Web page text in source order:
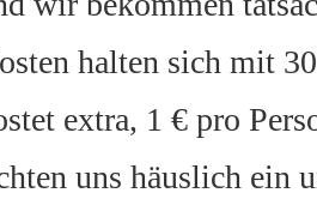
halten sich mit
extra, 1 € pro
uns häuslich ein